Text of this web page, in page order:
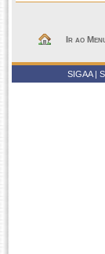
Ir ao
SIGAA |